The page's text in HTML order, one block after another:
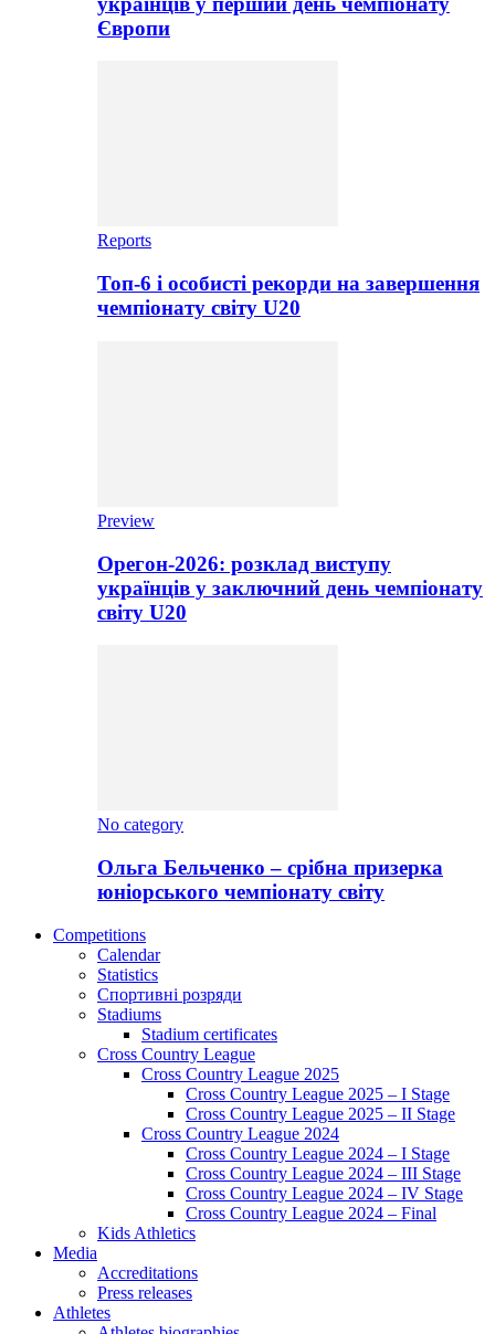
Європи
Reports
Топ-6 і особисті рекорди на завершення
чемпіонату світу U20
Preview
Орегон-2026: розклад виступу
українців у заключний день чемпіонату
світу U20
No category
Ольга Бельченко – срібна призерка
юніорського чемпіонату світу
Competitions
Calendar
Statistics
Спортивні розряди
Stadiums
Stadium certificates
Cross Country League
Cross Country League 2025
Cross Country League 2025 – I Stage
Cross Country League 2025 – II Stage
Cross Country League 2024
Cross Country League 2024 – I Stage
Cross Country League 2024 – III Stage
Cross Country League 2024 – IV Stage
Cross Country League 2024 – Final
Kids Athletics
Media
Accreditations
Press releases
Athletes